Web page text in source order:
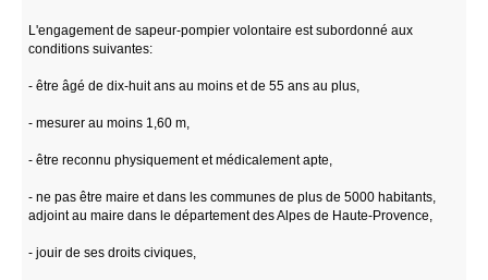
L'engagement de sapeur-pompier volontaire est subordonné aux
conditions suivantes:
- être âgé de dix-huit ans au moins et de 55 ans au plus,
- mesurer au moins 1,60 m,
- être reconnu physiquement et médicalement apte,
- ne pas être maire et dans les communes de plus de 5000 habitants,
adjoint au maire dans le département des Alpes de Haute-Provence,
- jouir de ses droits civiques,